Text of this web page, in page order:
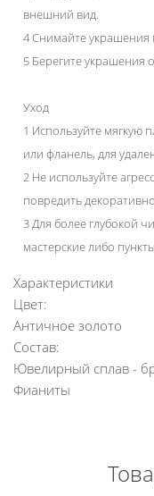
внешний вид.
4 Снимайте украшения
5 Берегите украшения
Уход
1 Используйте мягкую
или фланель, для
2 Не используйте
повредить
3 Для более глубокой
мастерские либо
Характеристики
Цвет:
Античное золото
Состав:
Ювелирный сплав -
Фианиты